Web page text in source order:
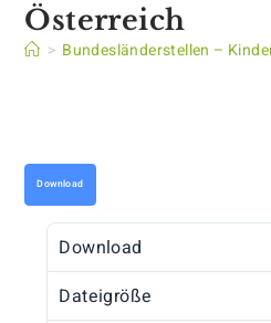
Österreich
> Bundesländerstellen –
Download
Download
Dateigröße